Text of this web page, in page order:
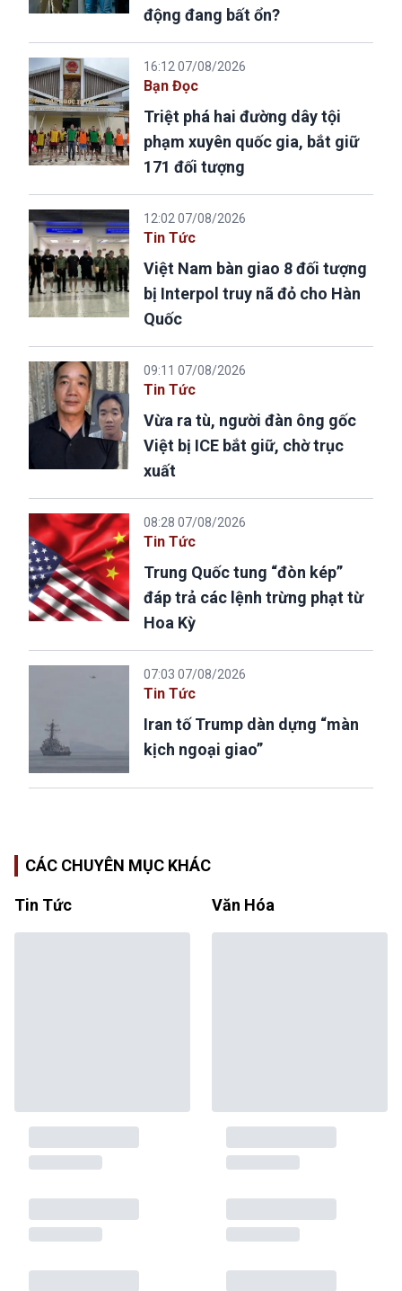
động đang bất ổn?
16:12 07/08/2026
Bạn Đọc
Triệt phá hai đường dây tội
phạm xuyên quốc gia, bắt giữ
171 đối tượng
12:02 07/08/2026
Tin Tức
Việt Nam bàn giao 8 đối tượng
bị Interpol truy nã đỏ cho Hàn
Quốc
09:11 07/08/2026
Tin Tức
Vừa ra tù, người đàn ông gốc
Việt bị ICE bắt giữ, chờ trục
xuất
08:28 07/08/2026
Tin Tức
Trung Quốc tung “đòn kép”
đáp trả các lệnh trừng phạt từ
Hoa Kỳ
07:03 07/08/2026
Tin Tức
Iran tố Trump dàn dựng “màn
kịch ngoại giao”
CÁC CHUYÊN MỤC KHÁC
Tin Tức Văn Hóa